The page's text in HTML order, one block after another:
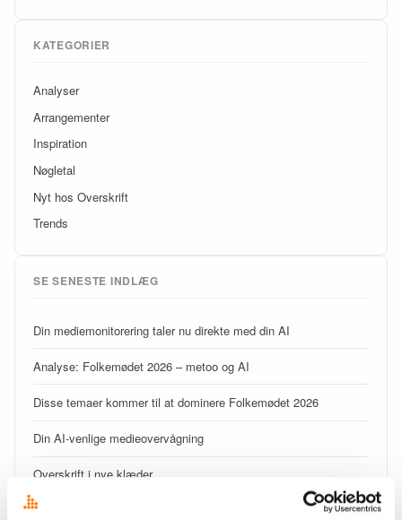
KATEGORIER
Analyser
Arrangementer
Inspiration
Nøgletal
Nyt hos Overskrift
Trends
SE SENESTE INDLÆG
Din mediemonitorering taler nu direkte med din AI
Analyse: Folkemødet 2026 – metoo og AI
Disse temaer kommer til at dominere Folkemødet 2026
Din AI-venlige medieovervågning
Overskrift i nye klæder
Signal eller støj – begynderguide til medieovervågning